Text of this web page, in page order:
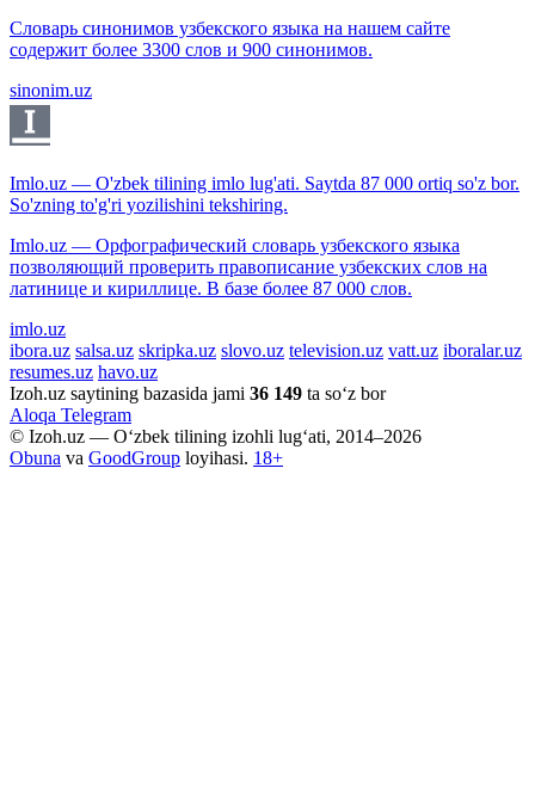
Словарь синонимов узбекского языка на нашем сайте
содержит более 3300 слов и 900 синонимов.
sinonim.uz
Imlo.uz — O'zbek tilining imlo lug'ati. Saytda 87 000 ortiq so'z bor.
So'zning to'g'ri yozilishini tekshiring.
Imlo.uz — Орфографический словарь узбекского языка
позволяющий проверить правописание узбекских слов на
латинице и кириллице. В базе более 87 000 слов.
imlo.uz
ibora.uz salsa.uz skripka.uz slovo.uz television.uz vatt.uz iboralar.uz
resumes.uz havo.uz
Izoh.uz saytining bazasida jami 36 149 ta so‘z bor
Aloqa Telegram
© Izoh.uz — O‘zbek tilining izohli lug‘ati, 2014–2026
Obuna va GoodGroup loyihasi. 18+